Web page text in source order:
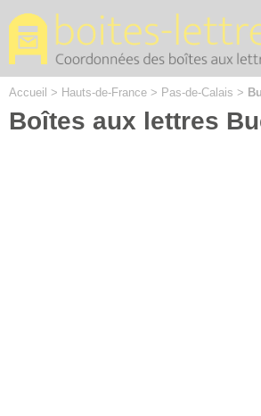
Accueil > Hauts-de-France > Pas-de-Calais >
Boîtes aux lettres